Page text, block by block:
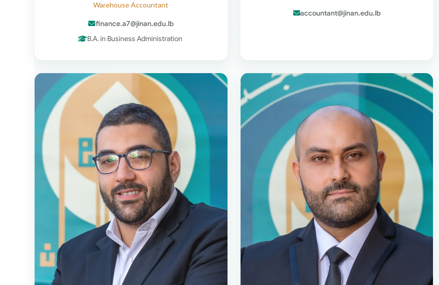
accountant@jinan.edu.lb
Warehouse Accountant
finance.a7@jinan.edu.lb
B.A. in Business Administration